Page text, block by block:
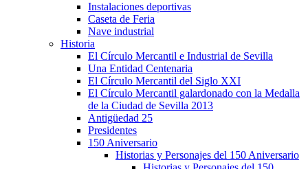
Instalaciones deportivas
Caseta de Feria
Nave industrial
Historia
El Círculo Mercantil e Industrial de Sevilla
Una Entidad Centenaria
El Círculo Mercantil del Siglo XXI
El Círculo Mercantil galardonado con la Medalla
de la Ciudad de Sevilla 2013
Antigüedad 25
Presidentes
150 Aniversario
Historias y Personajes del 150 Aniversario